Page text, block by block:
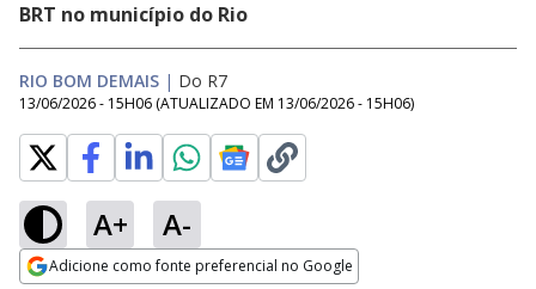
BRT no município do Rio
RIO BOM DEMAIS | Do R7
13/06/2026 - 15H06 (ATUALIZADO EM 13/06/2026 - 15H06)
A+ A-
Adicione como fonte preferencial no Google
Ativar
Loaded
26.62%